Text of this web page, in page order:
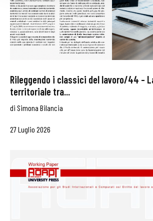
Rileggendo i classici del lavoro/44 –
territoriale tra...
di Simona Bilancia
27 Luglio 2026